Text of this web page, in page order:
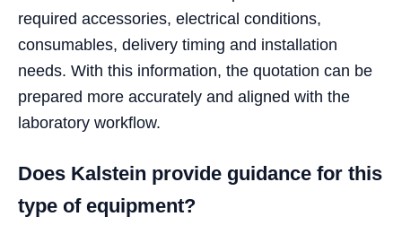
required accessories, electrical conditions,
consumables, delivery timing and installation
needs. With this information, the quotation can be
prepared more accurately and aligned with the
laboratory workflow.
Does Kalstein provide guidance for this
type of equipment?